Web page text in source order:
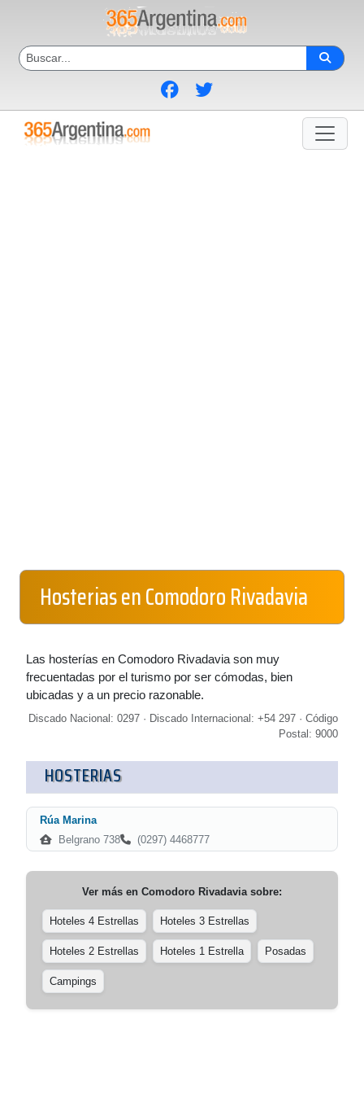
Hosterias en Comodoro Rivadavia
Las hosterías en Comodoro Rivadavia son muy
frecuentadas por el turismo por ser cómodas, bien
ubicadas y a un precio razonable.
Discado Nacional: 0297 · Discado Internacional: +54 297 · Código
Postal: 9000
HOSTERIAS
Rúa Marina
Belgrano 738
(0297) 4468777
Ver más en Comodoro Rivadaviasobre:
Hoteles 4 Estrellas Hoteles 3 Estrellas
Hoteles 2 Estrellas Hoteles 1 Estrella Posadas
Campings